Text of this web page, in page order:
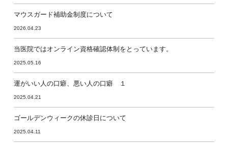
マウスガード補助金制度について
2026.04.23
当医院ではオンライン資格確認体制をとっています。
2025.05.16
運がいい人の口癖、悪い人の口癖 １
2025.04.21
ゴールデンウィークの休診日について
2025.04.11